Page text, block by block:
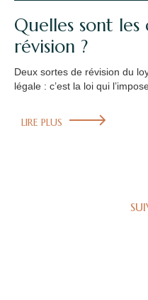
Quelles sont les
révision ?
Deux sortes de révision du
légale : c’est la loi qui
LIRE PLUS